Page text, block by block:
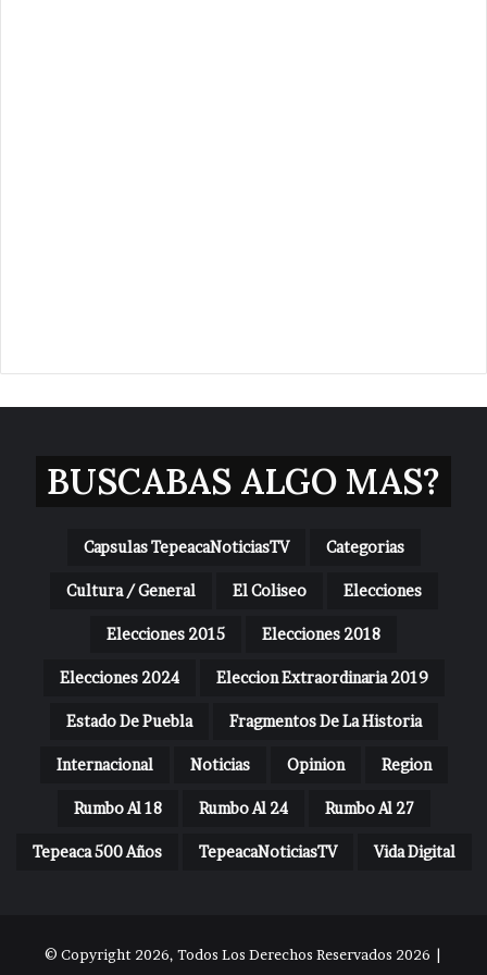
BUSCABAS ALGO MAS?
Capsulas TepeacaNoticiasTV Categorias
Cultura / General El Coliseo Elecciones
Elecciones 2015 Elecciones 2018
Elecciones 2024 Eleccion Extraordinaria 2019
Estado De Puebla Fragmentos De La Historia
Internacional Noticias Opinion Region
Rumbo Al 18 Rumbo Al 24 Rumbo Al 27
Tepeaca 500 Años TepeacaNoticiasTV Vida Digital
© Copyright 2026, Todos Los Derechos Reservados 2026 |